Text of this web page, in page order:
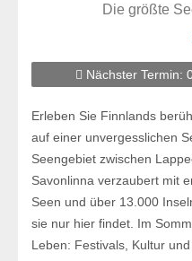
Die größte
Nächster Termin:
Erleben Sie Finnlands
auf einer unvergesslichen
Seengebiet zwischen
Savonlinna verzaubert mit
Seen und über 13.000
sie nur hier findet. Im
Leben: Festivals, Kultur